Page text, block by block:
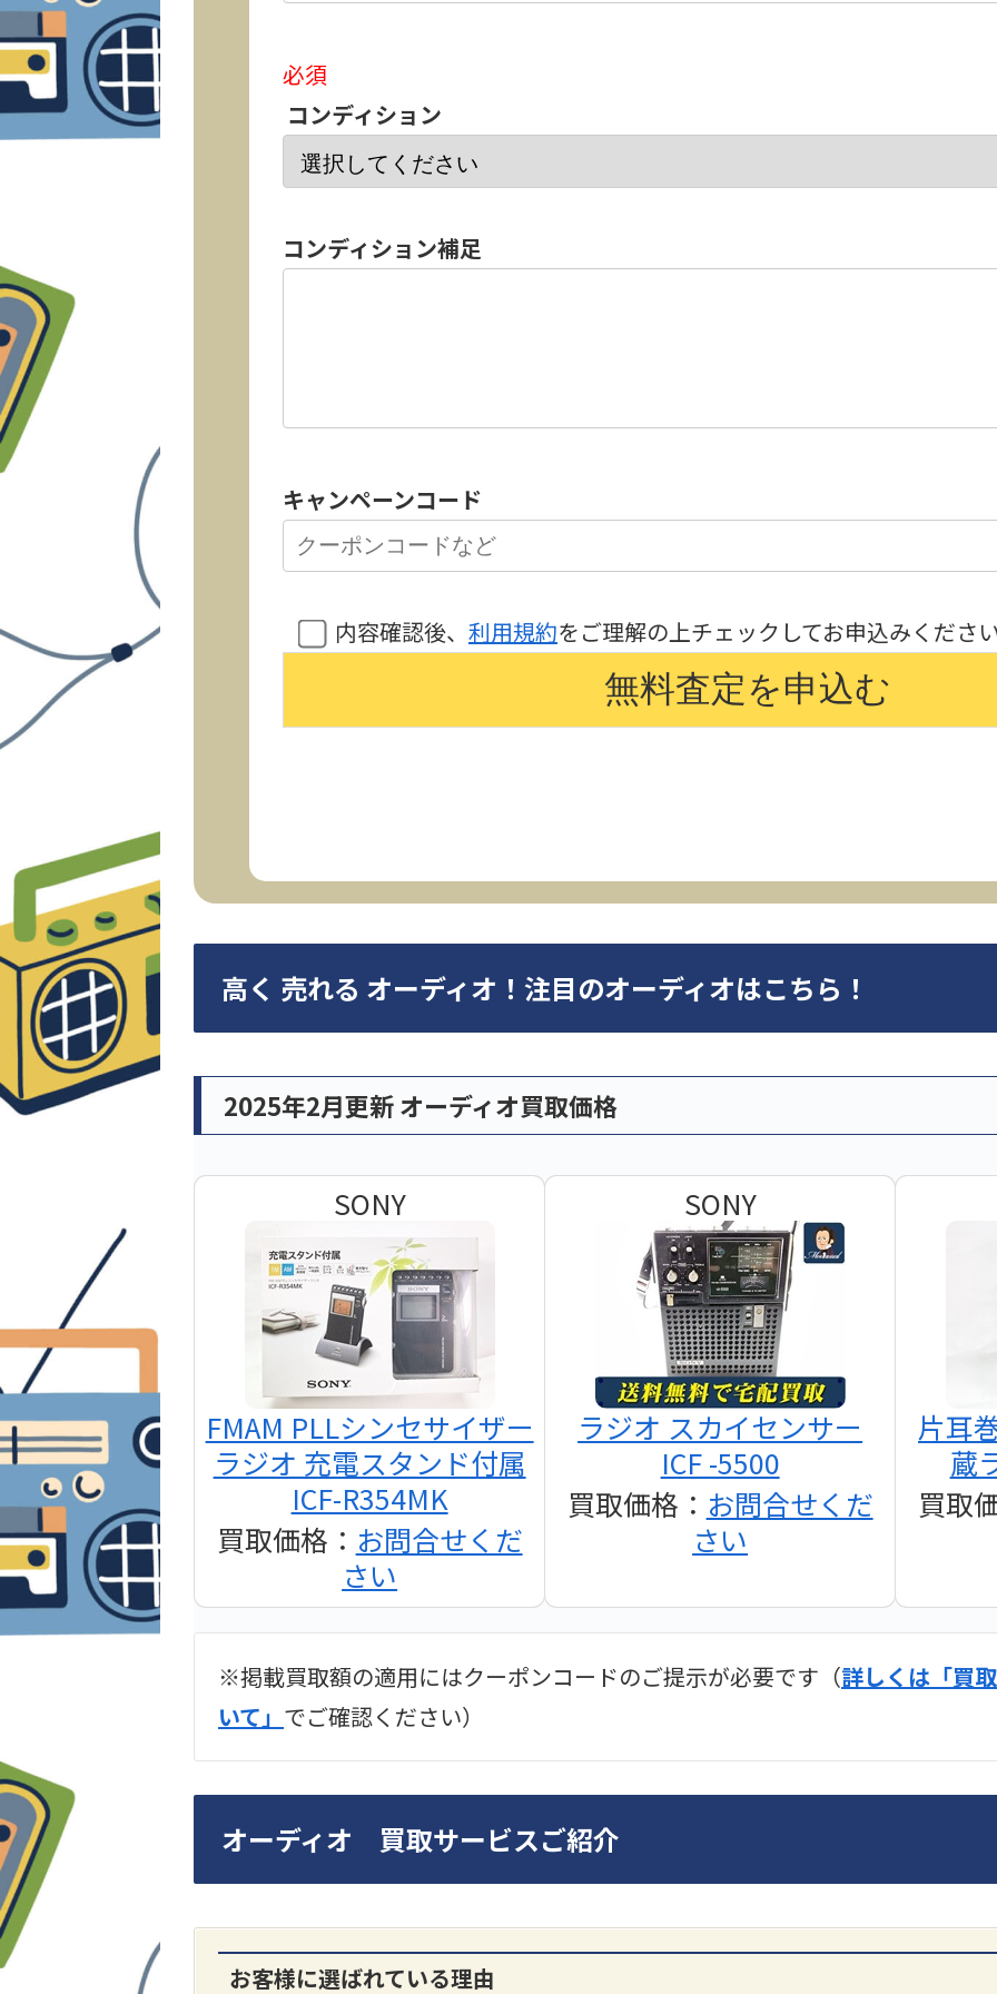
必須
コンディション
コンディション補足
キャンペーンコード
内容確認後、 利用規約をご理解の上チェックしてお申込みくださ
高く 売れる オーディオ！注目のオーディオはこちら！
2025年2月更新 オーディオ買取価格
SONY
FMAM PLLシンセサイザー
ラジオ 充電スタンド付属
ICF-R354MK
買取価格： お問合せくだ
さい
SONY
ラジオ スカイセンサー
ICF -5500
買取価格： お問合せくだ
さい
片耳
蔵
買取
2024年12月更新 オーディオ買取価格
LUXKIT SONY
※掲載買取額の適用にはクーポンコードのご提示が必要です（詳しくは「買
いて」 でご確認ください）
オーディオ 買取サービスご紹介
お客様に選ばれている理由